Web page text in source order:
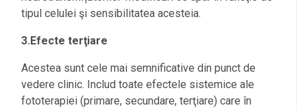
tipul celulei şi sensibilitatea acesteia.
3.Efecte terţiare
Acestea sunt cele mai semnificative din punct de
vedere clinic. Includ toate efectele sistemice ale
fototerapiei (primare, secundare, terţiare) care în